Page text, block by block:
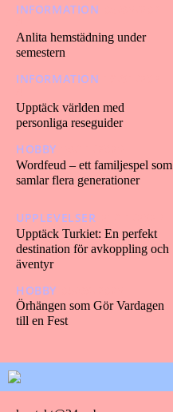
INFORMATION
Anlita hemstädning under
semestern
INFORMATION
Upptäck världen med
personliga reseguider
HOBBY
Wordfeud – ett familjespel som
samlar flera generationer
UPPLEVELSER
Upptäck Turkiet: En perfekt
destination för avkoppling och
äventyr
HOBBY
Örhängen som Gör Vardagen
till en Fest